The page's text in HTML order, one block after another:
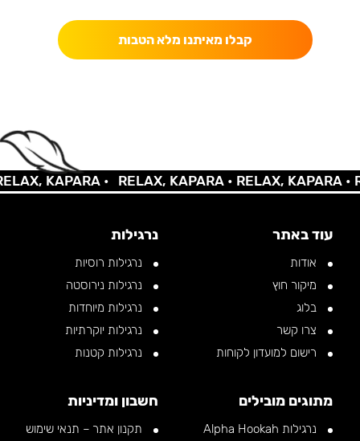
קבלו מאיתנו מלא הטבות
KAPARA • RELAX, KAPARA •RELAX, KAPARA •
עוד באתר
אודות
מיקור חוץ
בלוג
צרו קשר
רישום למועדון לקוחות
נרגילות
נרגילות רוסיות
נרגילות נירוסטה
נרגילות מיוחדות
נרגילות יוקרתיות
נרגילות קטנות
מתוגים מובילים
נרגילות Alpha Hookah
חשבון ומדיניות
תקנון אתר – תנאי שימוש